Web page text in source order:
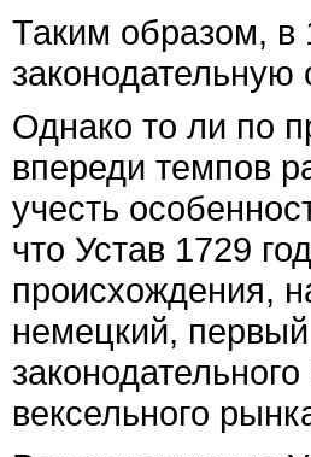
Таким образом, в
законодательную
Однако то ли по
впереди темпов
учесть
что Устав 1729
происхождения,
немецкий,
вексельного